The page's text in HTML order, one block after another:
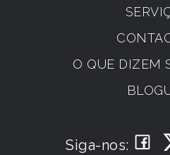
O QUE DIZEM
Siga-nos: